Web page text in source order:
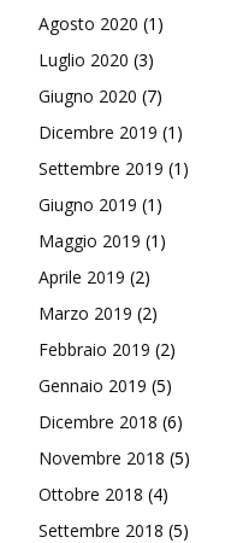
Agosto 2020 (1)
Luglio 2020 (3)
Giugno 2020 (7)
Dicembre 2019 (1)
Settembre 2019 (1)
Giugno 2019 (1)
Maggio 2019 (1)
Aprile 2019 (2)
Marzo 2019 (2)
Febbraio 2019 (2)
Gennaio 2019 (5)
Dicembre 2018 (6)
Novembre 2018 (5)
Ottobre 2018 (4)
Settembre 2018 (5)